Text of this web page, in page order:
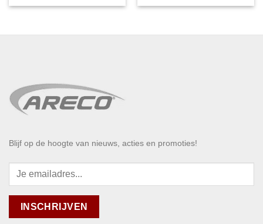
Blijf op de hoogte van nieuws, acties en promoties!